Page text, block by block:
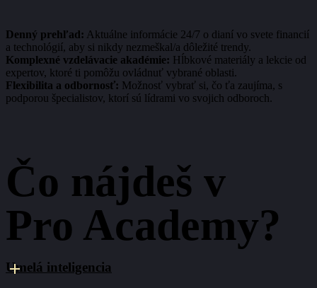
Denný prehľad: Aktuálne informácie 24/7 o dianí vo svete financií
a technológií, aby si nikdy nezmeškal/a dôležité trendy.
Komplexné vzdelávacie akadémie: Hĺbkové materiály a lekcie od
expertov, ktoré ti pomôžu ovládnuť vybrané oblasti.
Flexibilita a odbornosť: Možnosť vybrať si, čo ťa zaujíma, s
podporou špecialistov, ktorí sú lídrami vo svojich odboroch.
Čo nájdeš v
Pro Academy?
Umelá inteligencia